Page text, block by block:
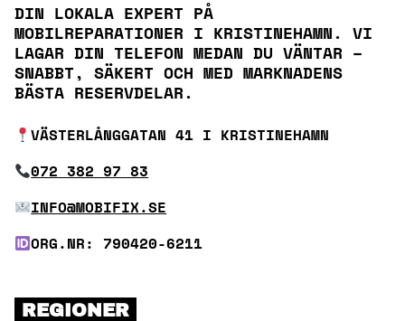
DIN LOKALA EXPERT PÅ
MOBILREPARATIONER I KRISTINEHAMN. VI
LAGAR DIN TELEFON MEDAN DU VÄNTAR –
SNABBT, SÄKERT OCH MED MARKNADENS
BÄSTA RESERVDELAR.
VÄSTERLÅNGGATAN 41 I KRISTINEHAMN
072 382 97 83
INFO@MOBIFIX.SE
ORG.NR: 790420-6211
REGIONER